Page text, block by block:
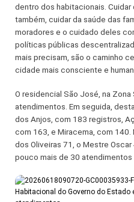
dentro dos habitacionais. Cuidar
também, cuidar da saúde das
moradores e o cuidado deles
políticas públicas
mais precisam, são o caminho
cidade mais consciente e
O residencial São José, na
atendimentos. Em seguida,
dos Anjos, com 183 registros,
com 163, e Miracema, com 140.
dos Oliveiras 71, o Mestre
pouco mais de 30 atendimentos